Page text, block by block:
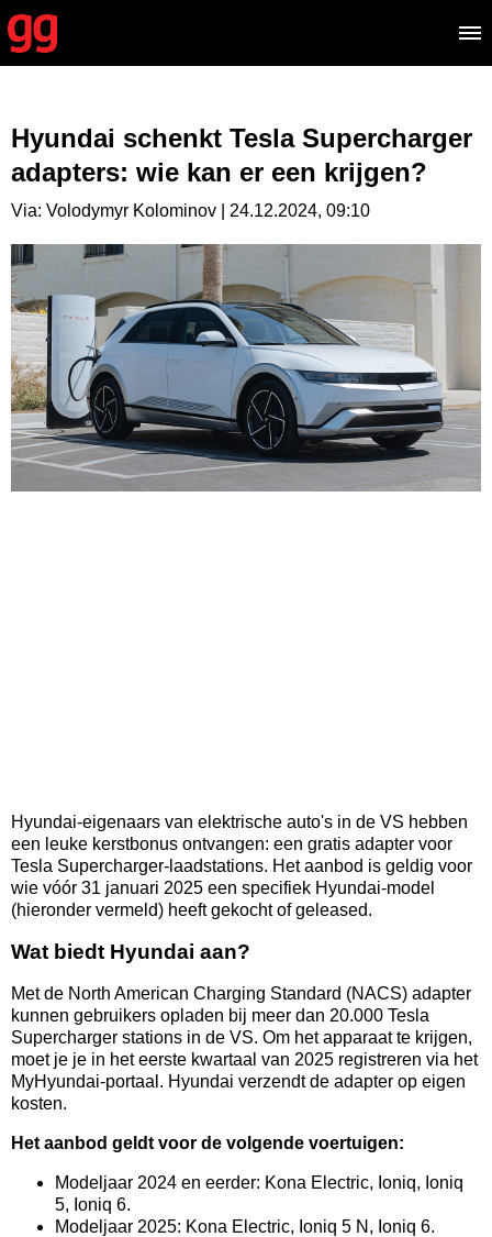
Hyundai schenkt Tesla Supercharger
adapters: wie kan er een krijgen?
Via: Volodymyr Kolominov | 24.12.2024, 09:10
Hyundai-eigenaars van elektrische auto's in de VS hebben
een leuke kerstbonus ontvangen: een gratis adapter voor
Tesla Supercharger-laadstations. Het aanbod is geldig voor
wie vóór 31 januari 2025 een specifiek Hyundai-model
(hieronder vermeld) heeft gekocht of geleased.
Wat biedt Hyundai aan?
Met de North American Charging Standard (NACS) adapter
kunnen gebruikers opladen bij meer dan 20.000 Tesla
Supercharger stations in de VS. Om het apparaat te krijgen,
moet je je in het eerste kwartaal van 2025 registreren via het
MyHyundai-portaal. Hyundai verzendt de adapter op eigen
kosten.
Het aanbod geldt voor de volgende voertuigen:
Modeljaar 2024 en eerder: Kona Electric, Ioniq, Ioniq
5, Ioniq 6.
Modeljaar 2025: Kona Electric, Ioniq 5 N, Ioniq 6.